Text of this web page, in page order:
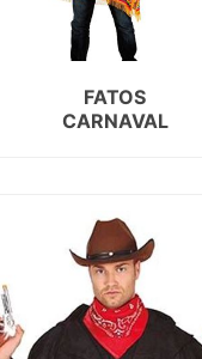
FATOS
CARNAVAL